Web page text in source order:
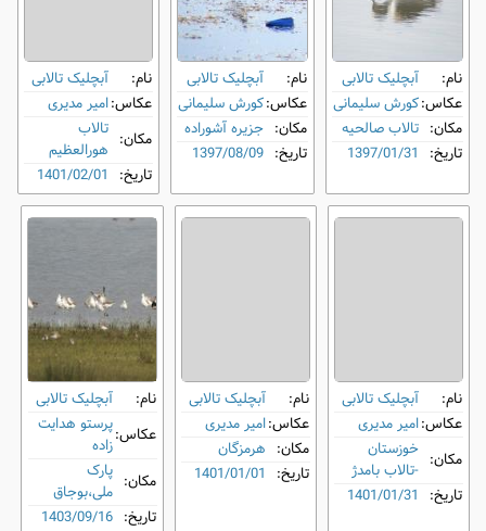
نام:
آبچلیک تالابی
عکاس:کورش سلیمانی
مکان: تالاب صالحیه
تاریخ: 1397/01/31
نام:
آبچلیک تالابی
عکاس:کورش سلیمانی
مکان: جزیره آشوراده
تاریخ: 1397/08/09
نام:
آبچلیک تالابی
عکاس:امیر مدیری
مکان: تالاب
هورالعظیم
تاریخ: 1401/02/01
نام:
آبچلیک تالابی
عکاس:امیر مدیری
مکان: خوزستان
-تالاب بامدژ
تاریخ: 1401/01/31
نام:
آبچلیک تالابی
عکاس:امیر مدیری
مکان: هرمزگان
تاریخ: 1401/01/01
نام:
آبچلیک تالابی
عکاس:پرستو هدایت
زاده
مکان: پارک
ملی،بوجاق
تاریخ: 1403/09/16